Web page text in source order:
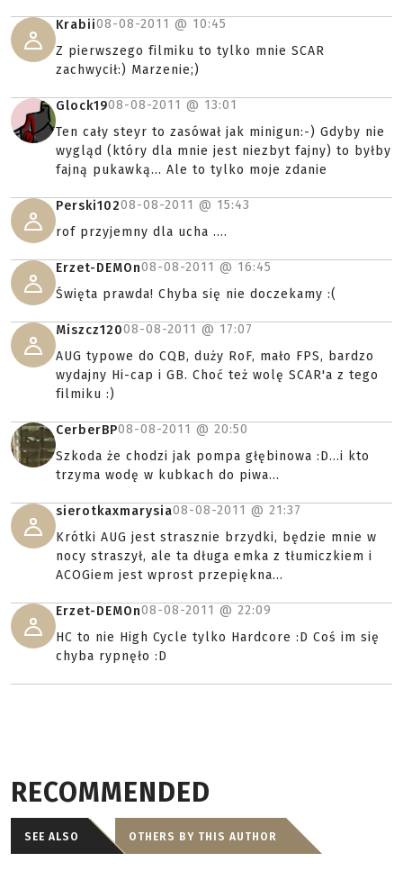
Krabii08-08-2011 @ 10:45
Z pierwszego filmiku to tylko mnie SCAR
zachwycił:) Marzenie;)
Glock1908-08-2011 @ 13:01
Ten cały steyr to zasówał jak minigun:-) Gdyby nie
wygląd (który dla mnie jest niezbyt fajny) to byłby
fajną pukawką... Ale to tylko moje zdanie
Perski10208-08-2011 @ 15:43
rof przyjemny dla ucha ....
Erzet-DEMOn08-08-2011 @ 16:45
Święta prawda! Chyba się nie doczekamy :(
Miszcz12008-08-2011 @ 17:07
AUG typowe do CQB, duży RoF, mało FPS, bardzo
wydajny Hi-cap i GB. Choć też wolę SCAR'a z tego
filmiku :)
CerberBP08-08-2011 @ 20:50
Szkoda że chodzi jak pompa głębinowa :D...i kto
trzyma wodę w kubkach do piwa...
sierotkaxmarysia08-08-2011 @ 21:37
Krótki AUG jest strasznie brzydki, będzie mnie w
nocy straszył, ale ta długa emka z tłumiczkiem i
ACOGiem jest wprost przepiękna...
Erzet-DEMOn08-08-2011 @ 22:09
HC to nie High Cycle tylko Hardcore :D Coś im się
chyba rypnęło :D
RECOMMENDED
SEE ALSO OTHERS BY THIS AUTHOR